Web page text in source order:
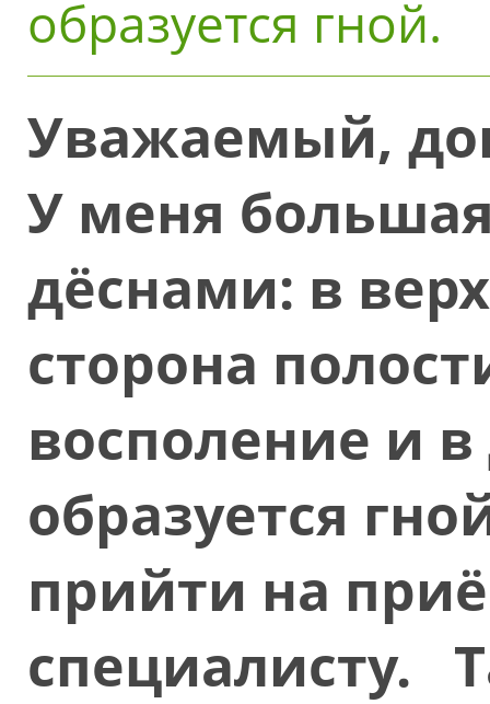
образуется гной.
Уважаемый,
У меня
дёснами: в
сторона
восполение и
образуется
прийти на
специалисту.